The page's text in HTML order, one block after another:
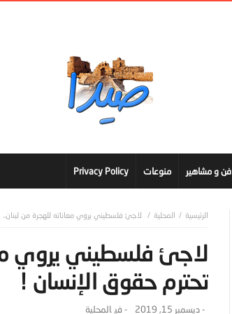
فن و مشاهير منوعات Privacy Policy
المحلية لاجئ فلسطيني يروي معاناته للهجرة من
لاجئ فلسطيني يروي
تحترم حقوق الإنسان !
- ديسمبر 15, 2019 - ‎في المحلية